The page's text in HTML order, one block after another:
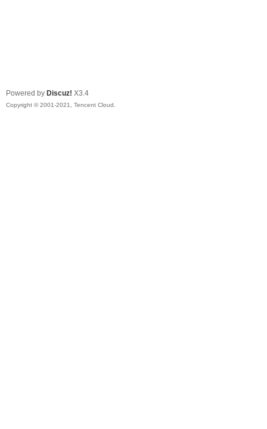
Powered by Discuz! X3.4
Copyright © 2001-2021, Tencent Cloud.